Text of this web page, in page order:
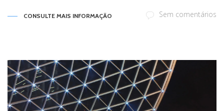
CONSULTE MAIS INFORMAÇÃO Sem comentários